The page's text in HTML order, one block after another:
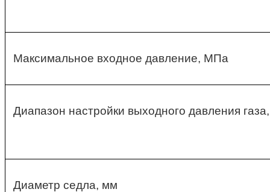
Максимальное входное давление, МПа
Диапазон настройки выходного давления
Диаметр седла, мм